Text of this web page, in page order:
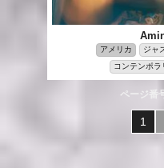
アメリカ ジャ
コンテンポ
ページ番
1